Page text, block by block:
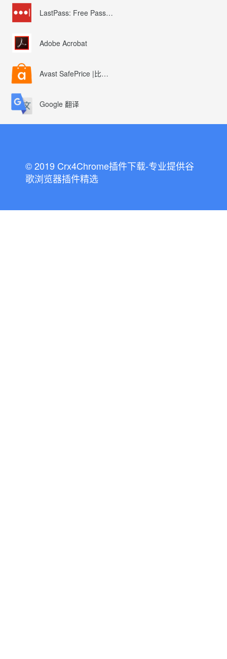
LastPass: Free Password Manager
Adobe Acrobat
Avast SafePrice |比较、交易、优惠券
Google 翻译
© 2019 Crx4Chrome插件下载-专业提供谷
歌浏览器插件精选